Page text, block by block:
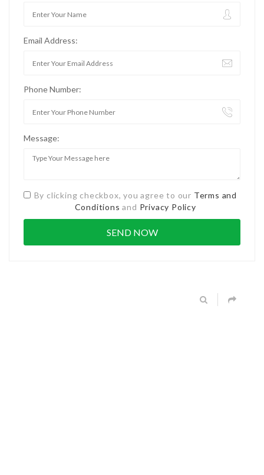
Email Address:
Phone Number:
Message:
By clicking checkbox, you agree to our Terms and
Conditions and Privacy Policy